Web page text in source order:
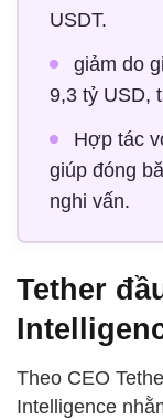
USDT.
giảm do
9,3 tỷ USD,
Hợp tác
giúp đóng
nghi vấn.
Tether
Theo CEO
Intelligence